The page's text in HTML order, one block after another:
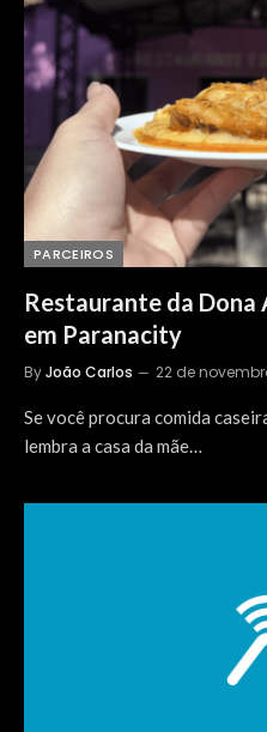
PARCEIROS
Restaurante da Dona
em Paranacity
ByJoão Carlos 22 de
Se você procura comida
lembra a casa da mãe…